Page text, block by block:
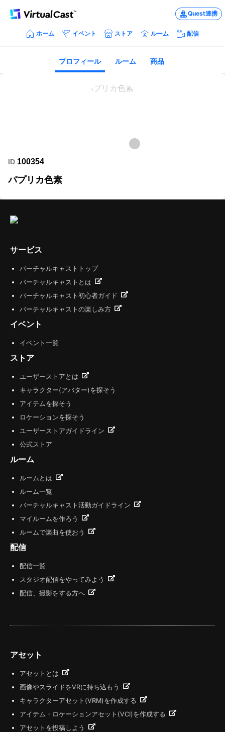
Quest連携
ホーム イベント ストア ルーム 配信
プロフィール ルーム 商品
ID 100354
パプリカ色素
サービス
バーチャルキャストトップ
バーチャルキャストとは
バーチャルキャスト初心者ガイド
バーチャルキャストの楽しみ方
イベント
イベント一覧
ストア
ユーザーストアとは
キャラクター(アバター)を探そう
アイテムを探そう
ロケーションを探そう
ユーザーストアガイドライン
公式ストア
ルーム
ルームとは
ルーム一覧
バーチャルキャスト活動ガイドライン
マイルームを作ろう
ルームで楽曲を使おう
配信
配信一覧
スタジオ配信をやってみよう
配信、撮影をする方へ
アセット
アセットとは
画像やスライドをVRに持ち込もう
キャラクターアセット(VRM)を作成する
アイテム・ロケーションアセット(VCI)を作成する
アセットを投稿しよう